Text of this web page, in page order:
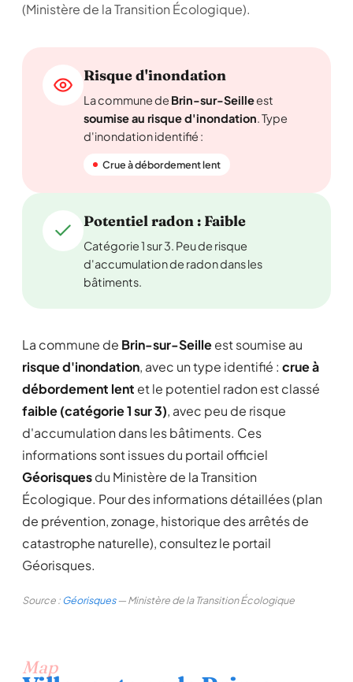
(Ministère de la Transition Écologique).
Risque d'inondation
La commune de Brin-sur-Seilleest
soumise au risque d'inondation. Type
d'inondation identifié :
Crue à débordement lent
Potentiel radon : Faible
Catégorie 1 sur 3. Peu de risque
d'accumulation de radon dans les
bâtiments.
La commune de Brin-sur-Seilleest soumise au
risque d'inondation, avec un type identifié : crue à
débordement lent et le potentiel radon est classé
faible (catégorie 1 sur 3), avec peu de risque
d'accumulation dans les bâtiments. Ces
informations sont issues du portail officiel
Géorisquesdu Ministère de la Transition
Écologique. Pour des informations détaillées (plan
de prévention, zonage, historique des arrêtés de
catastrophe naturelle), consultez le portail
Géorisques.
Source :Géorisques— Ministère de la Transition Écologique
Map